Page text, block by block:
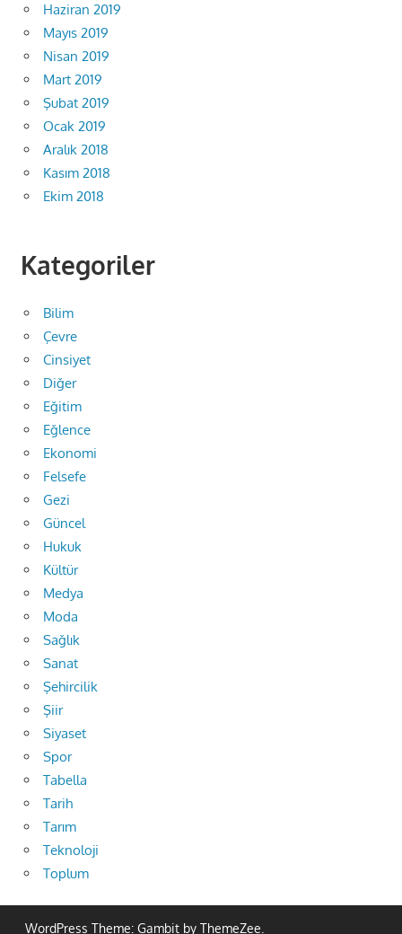
Haziran 2019
Mayıs 2019
Nisan 2019
Mart 2019
Şubat 2019
Ocak 2019
Aralık 2018
Kasım 2018
Ekim 2018
Kategoriler
Bilim
Çevre
Cinsiyet
Diğer
Eğitim
Eğlence
Ekonomi
Felsefe
Gezi
Güncel
Hukuk
Kültür
Medya
Moda
Sağlık
Sanat
Şehircilik
Şiir
Siyaset
Spor
Tabella
Tarih
Tarım
Teknoloji
Toplum
WordPress Theme: Gambit by ThemeZee.